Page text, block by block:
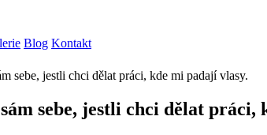
Blog Kontakt
sebe, jestli chci dělat práci, kde mi padají vlasy.
sebe, jestli chci dělat práci,